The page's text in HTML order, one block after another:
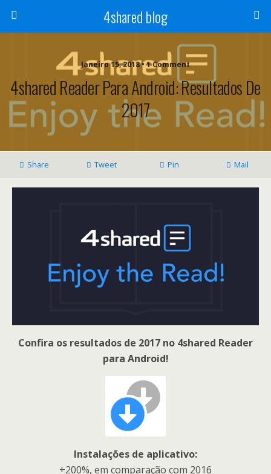
4shared blog
Janeiro 15, 2018 • 1 Comment
4shared Reader Para Android: Resultados De
2017
Share Tweet Pin Mail
Confira os resultados de 2017 no 4shared Reader
para Android!
Instalações de aplicativo:
+200%, em comparação com 2016